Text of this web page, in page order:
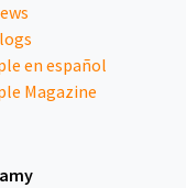
en español
Magazine